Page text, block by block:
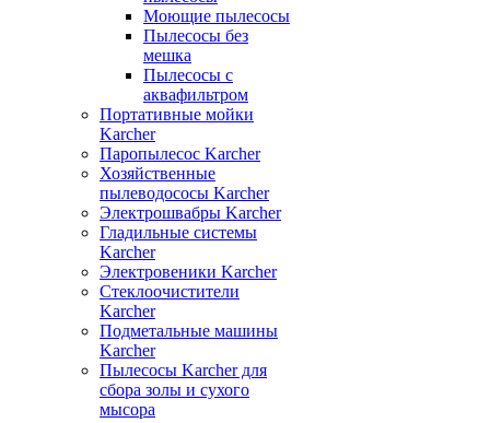
Моющие пылесосы
Пылесосы без
мешка
Пылесосы с
аквафильтром
Портативные мойки
Karcher
Паропылесос Karcher
Хозяйственные
пылеводососы Karcher
Электрошвабры Karcher
Гладильные системы
Karcher
Электровеники Karcher
Стеклоочистители
Karcher
Подметальные машины
Karcher
Пылесосы Karcher для
сбора золы и сухого
мысора